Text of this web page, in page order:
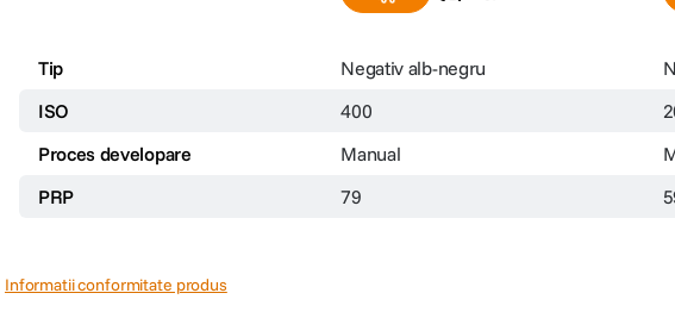
Tip Negativ alb-negru
ISO
400
Proces developare
Manual
PRP
79
Informatii conformitate produs